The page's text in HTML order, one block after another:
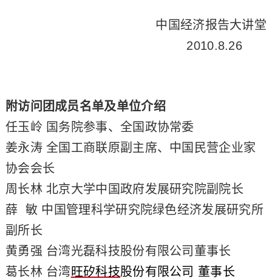
中国经济报告大讲堂
2010.8.26
附访问团成员名单及单位介绍
任玉岭 国务院参事、全国政协常委
姜永涛 全国工商联原副主席、中国民营企业家
协会会长
周长林 北京大学中国政府发展研究院副院长
薛 敏 中国管理科学研究院绿色经济发展研究所
副所长
黄勇强 台湾光磊科技股份有限公司董事长
葛长林 台湾 旺矽科技股份有限公司 董事长